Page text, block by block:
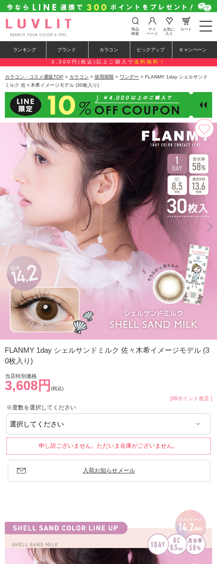
t
o
e
n
a
a
i
o
n
商品
検索
マイ
ページ
お気に
入り
カート
ランキング ブランド カラコン ピックアップ キャンペーン
3,300円(税込)以上ご購入で 送料無料！
カラコン・コスメ通販TOP > カラコン > 使用期限 > ワンデー > FLANMY 1day シェルサンド
ミルク 佐々木希イメージモデル (30枚入り)
FLANMY 1day シェルサンドミルク 佐々木希イメージモデル (3
0枚入り)
当店特別価格
3,608円 (税込)
[98ポイント進呈 ]
※度数を選択してください
申し訳ございません。ただいま在庫がございません。
入荷お知らせメール